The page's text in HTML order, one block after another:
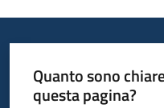
Quanto sono
questa pagina?